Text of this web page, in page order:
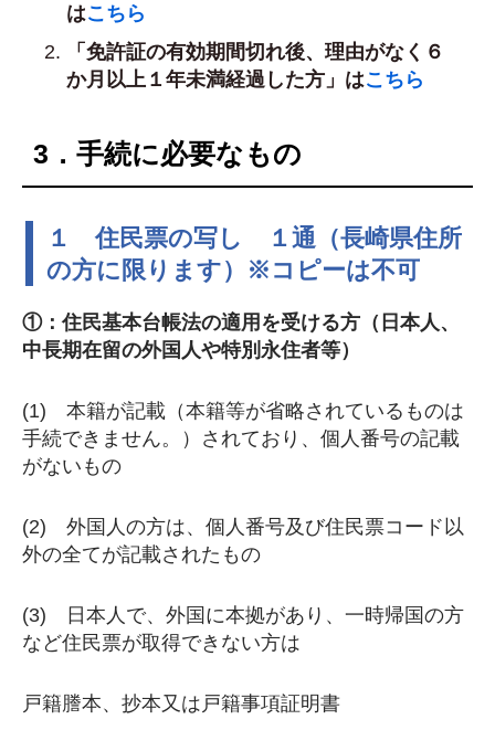
はこちら
「免許証の有効期間切れ後、理由がなく６
か月以上１年未満経過した方」はこちら
3．手続に必要なもの
１ 住民票の写し １通（長崎県住所
の方に限ります）※コピーは不可
①：住民基本台帳法の適用を受ける方（日本人、
中長期在留の外国人や特別永住者等）
(1) 本籍が記載（本籍等が省略されているものは
手続できません。）されており、個人番号の記載
がないもの
(2) 外国人の方は、個人番号及び住民票コード以
外の全てが記載されたもの
(3) 日本人で、外国に本拠があり、一時帰国の方
など住民票が取得できない方は
戸籍謄本、抄本又は戸籍事項証明書